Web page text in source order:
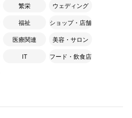
繁栄 ウェディング
福祉 ショップ・店舗
医療関連 美容・サロン
IT フード・飲食店